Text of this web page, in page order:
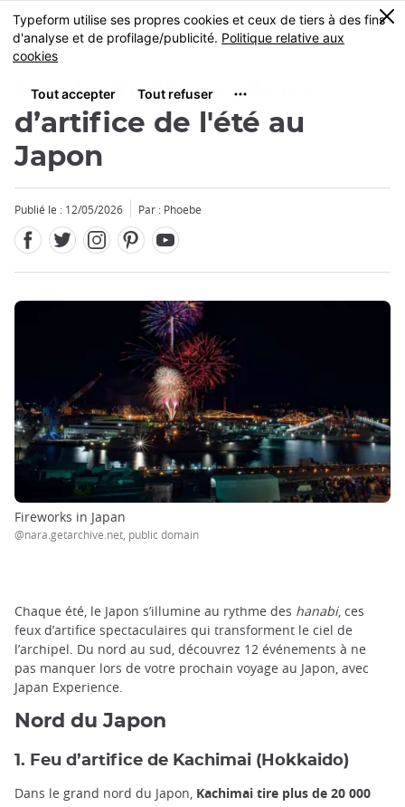
Skip
to
main
MENU
0
Les 12 meilleurs feux
d’artifice de l'été au
Japon
Publié le : 12/05/2026 Par : Phoebe
Fireworks in Japan
@nara.getarchive.net, public domain
Chaque été, le Japon s’illumine au rythme des hanabi, ces
feux d’artifice spectaculaires qui transforment le ciel de
l’archipel. Du nord au sud, découvrez 12 événements à ne
pas manquer lors de votre prochain voyage au Japon, avec
Japan Experience.
Nord du Japon
1. Feu d’artifice de Kachimai (Hokkaido)
Dans le grand nord du Japon, Kachimai tire plus de 20 000